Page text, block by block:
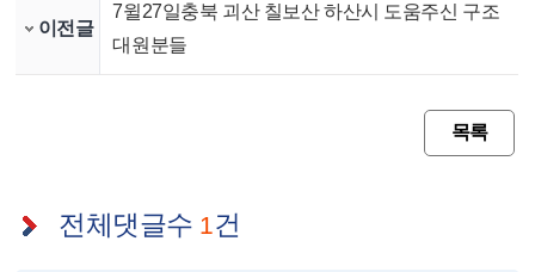
이전글
7윌27일충북 괴산 칠보산 하산시 도움주신 구조
대원분들
목록
전체댓글수 1건